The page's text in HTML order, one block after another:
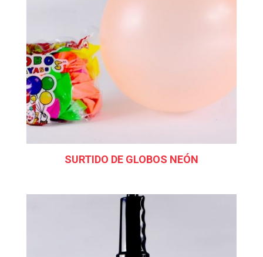
SURTIDO DE GLOBOS NEÓN